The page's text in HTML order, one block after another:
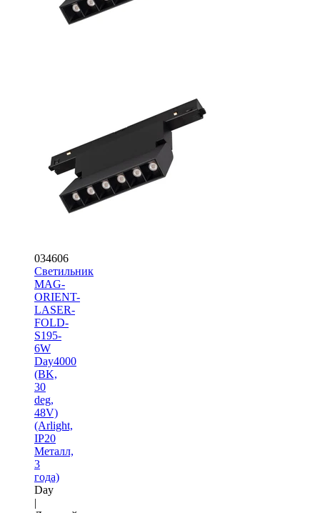
034606
Светильник
MAG-
ORIENT-
LASER-
FOLD-
S195-
6W
Day4000
(BK,
30
deg,
48V)
(Arlight,
IP20
Металл,
3
года)
Day
|